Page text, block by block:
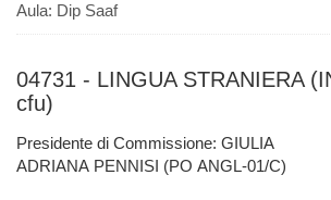
Aula: Dip Saaf
04731 - LINGUA STRANIERA
cfu)
Presidente di Commissione: GIULIA
ADRIANA PENNISI (PO ANGL-01/C)